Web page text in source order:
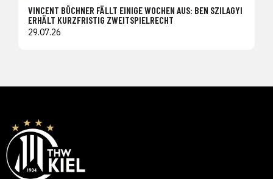
VINCENT BÜCHNER FÄLLT EINIGE WOCHEN AUS: BEN SZILAGYI
ERHÄLT KURZFRISTIG ZWEITSPIELRECHT
29.07.26